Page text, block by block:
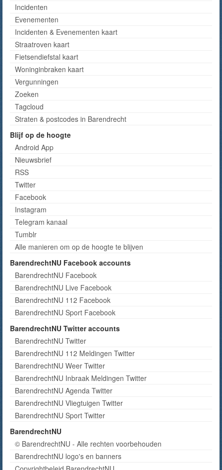
Incidenten
Evenementen
Incidenten & Evenementen kaart
Straatroven kaart
Fietsendiefstal kaart
Woninginbraken kaart
Vergunningen
Zoeken
Tagcloud
Straten & postcodes in Barendrecht
Blijf op de hoogte
Android App
Nieuwsbrief
RSS
Twitter
Facebook
Instagram
Telegram kanaal
Tumblr
Alle manieren om op de hoogte te blijven
BarendrechtNU Facebook accounts
BarendrechtNU Facebook
BarendrechtNU Live Facebook
BarendrechtNU 112 Facebook
BarendrechtNU Sport Facebook
BarendrechtNU Twitter accounts
BarendrechtNU Twitter
BarendrechtNU 112 Meldingen Twitter
BarendrechtNU Weer Twitter
BarendrechtNU Inbraak Meldingen Twitter
BarendrechtNU Agenda Twitter
BarendrechtNU Vliegtuigen Twitter
BarendrechtNU Sport Twitter
BarendrechtNU
© BarendrechtNU - Alle rechten voorbehouden
BarendrechtNU logo's en banners